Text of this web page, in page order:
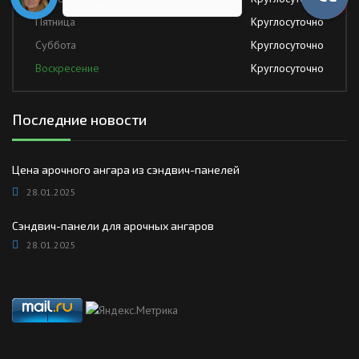
Пятница
Круглосуточно
Суббота
Круглосуточно
Воскресение
Круглосуточно
Последние новости
Цена арочного ангара из сэндвич-панелей
28.01.2025
Сэндвич-панели для арочных ангаров
28.01.2025